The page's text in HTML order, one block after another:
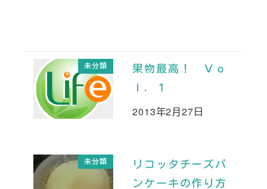
未分類
果物最高！ Ｖｏ
ｌ．１
投稿日
2013年2月27日
未分類
リコッタチーズパ
ンケーキの作り方